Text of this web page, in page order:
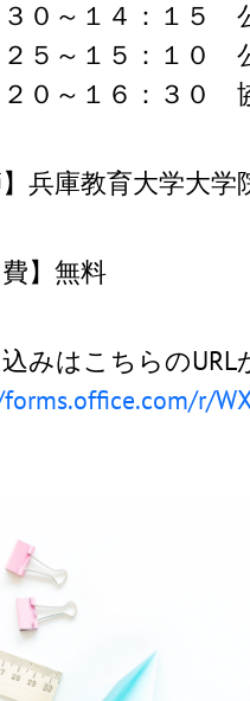
３０～１４：１
２５～１５：１
２０～１６：３０
】兵庫教育大学大
費】無料
みはこちらの
r/